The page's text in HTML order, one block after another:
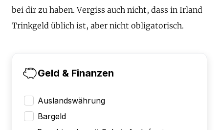
bei dir zu haben. Vergiss auch nicht, dass in Irland
Trinkgeld üblich ist, aber nicht obligatorisch.
Geld & Finanzen
Auslandswährung
Bargeld